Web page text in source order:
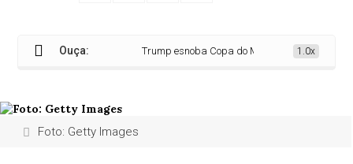
Ouça: Trump esnoba Copa do Mundo nos EUA e é alvo
1.0x
Foto: Getty Images